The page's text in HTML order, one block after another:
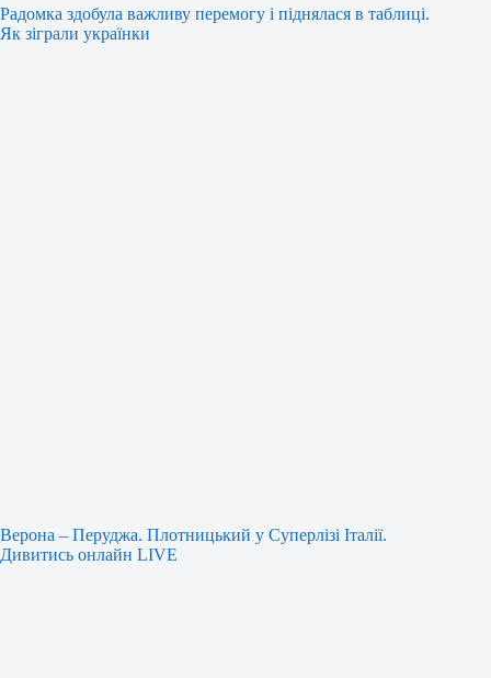
Радомка здобула важливу перемогу і піднялася в таблиці.
Як зіграли українки
Верона – Перуджа. Плотницький у Суперлізі Італії.
Дивитись онлайн LIVE